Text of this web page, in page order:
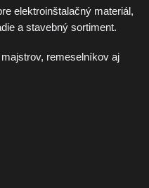
elektroinštalačný materiál,
a stavebný sortiment.
remeselníkov aj